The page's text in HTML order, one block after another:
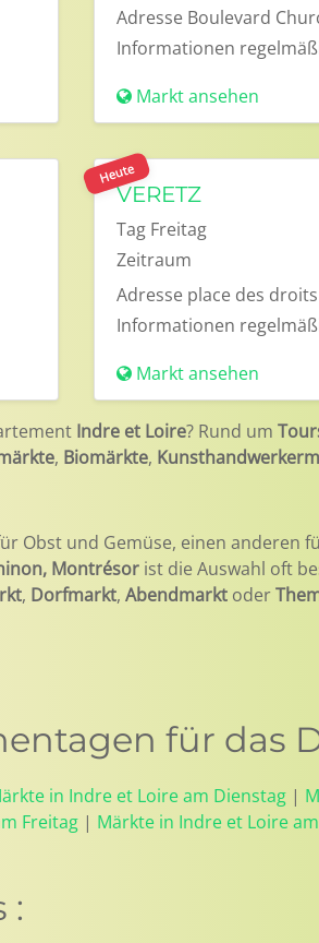
Adresse Boulevard
Informationen
Markt ansehen
Heute
VERETZ
Tag Freitag
Zeitraum
Adresse place des
Informationen
Markt ansehen
Indre et Loire? Rund um
, Biomärkte,
Obst und Gemüse, einen anderen
Montrésor ist die Auswahl oft
, Dorfmarkt, Abendmarkt oder
für das
in Indre et Loire am Dienstag |
Freitag | Märkte in Indre et Loire
: